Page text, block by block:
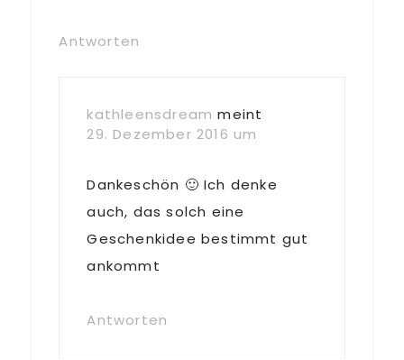
Antworten
kathleensdream meint
29. Dezember 2016 um
Dankeschön 🙂 Ich denke
auch, das solch eine
Geschenkidee bestimmt gut
ankommt
Antworten